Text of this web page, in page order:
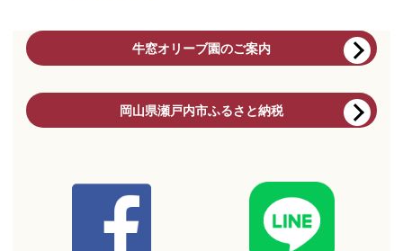
牛窓オリーブ園のご案内
岡山県瀬戸内市ふるさと納税